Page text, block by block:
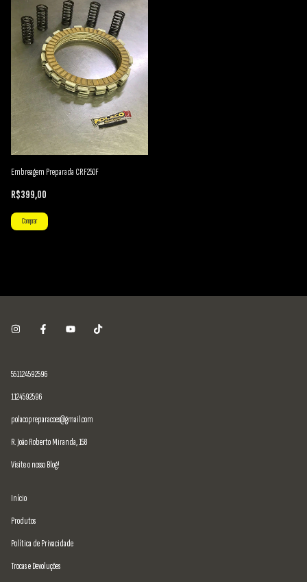
Embreagem Preparada CRF250F
R$399,00
551124592596
1124592596
polacopreparacoes@gmail.com
R. João Roberto Miranda, 158
Visite o nosso Blog!
Início
Produtos
Política de Privacidade
Trocas e Devoluções